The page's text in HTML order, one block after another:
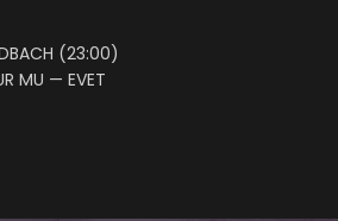
(23:00)
MU — EVET